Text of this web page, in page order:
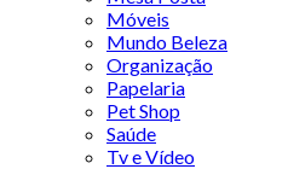
Móveis
Mundo Beleza
Organização
Papelaria
Pet Shop
Saúde
Tv e Vídeo